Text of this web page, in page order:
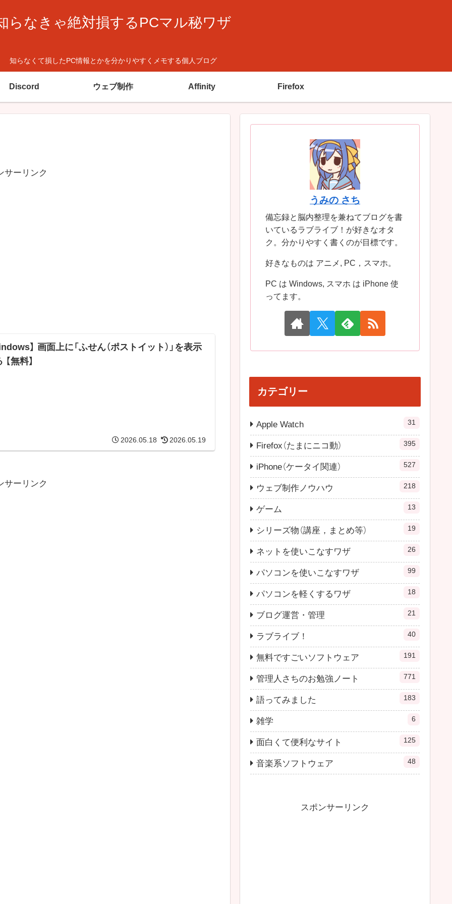
らなきゃ絶対損するPCマル秘ワザ
知らなくて損したPC情報とかを分かりやすくメモする個人ブログ
Discord ウェブ制作 Affinity Firefox
サーリンク
】 画面上に「ふせん（ポストイット）」を表示
無料】
2026.05.18 2026.05.19
サーリンク
うみの さち
備忘録と脳内整理を兼ねてブログを書
いているラブライブ！が好きなオタ
ク。分かりやすく書くのが目標です。
好きなものは アニメ, PC，スマホ。
PC は Windows, スマホ は iPhone 使
ってます。
カテゴリー
Apple Watch 31
Firefox（たまにニコ動） 395
iPhone（ケータイ関連） 527
ウェブ制作ノウハウ 218
ゲーム 13
シリーズ物（講座，まとめ等） 19
ネットを使いこなすワザ 26
パソコンを使いこなすワザ 99
パソコンを軽くするワザ 18
ブログ運営・管理 21
ラブライブ！ 40
無料ですごいソフトウェア 191
管理人さちのお勉強ノート 771
語ってみました 183
雑学 6
面白くて便利なサイト 125
音楽系ソフトウェア 48
スポンサーリンク